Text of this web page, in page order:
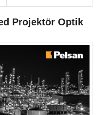
Projektör Optik